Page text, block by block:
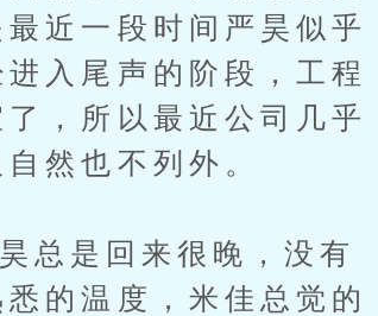
近一段时间严昊似乎
入尾声的阶段，工程
，所以最近公司几乎
然也不列外。
总是回来很晚，没有
的温度，米佳总觉的